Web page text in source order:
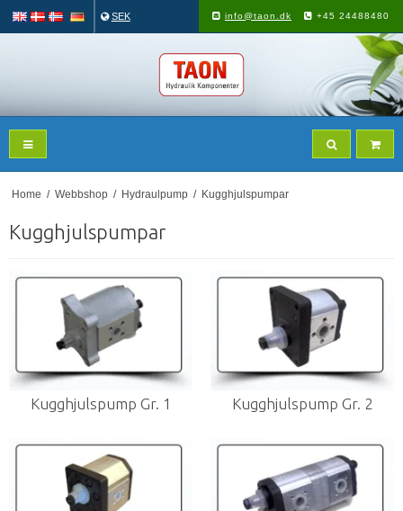
SEK info@taon.dk +45 24488480
Home / Webbshop / Hydraulpump / Kugghjulspumpar
Kugghjulspumpar
Kugghjulspump Gr. 1 Kugghjulspump Gr. 2